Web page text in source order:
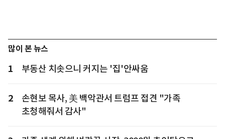
많이 본 뉴스
1 부동산 치솟으니 커지는 '집'안싸움
2
손현보 목사, 美 백악관서 트럼프 접견 "가족
초청해줘서 감사"